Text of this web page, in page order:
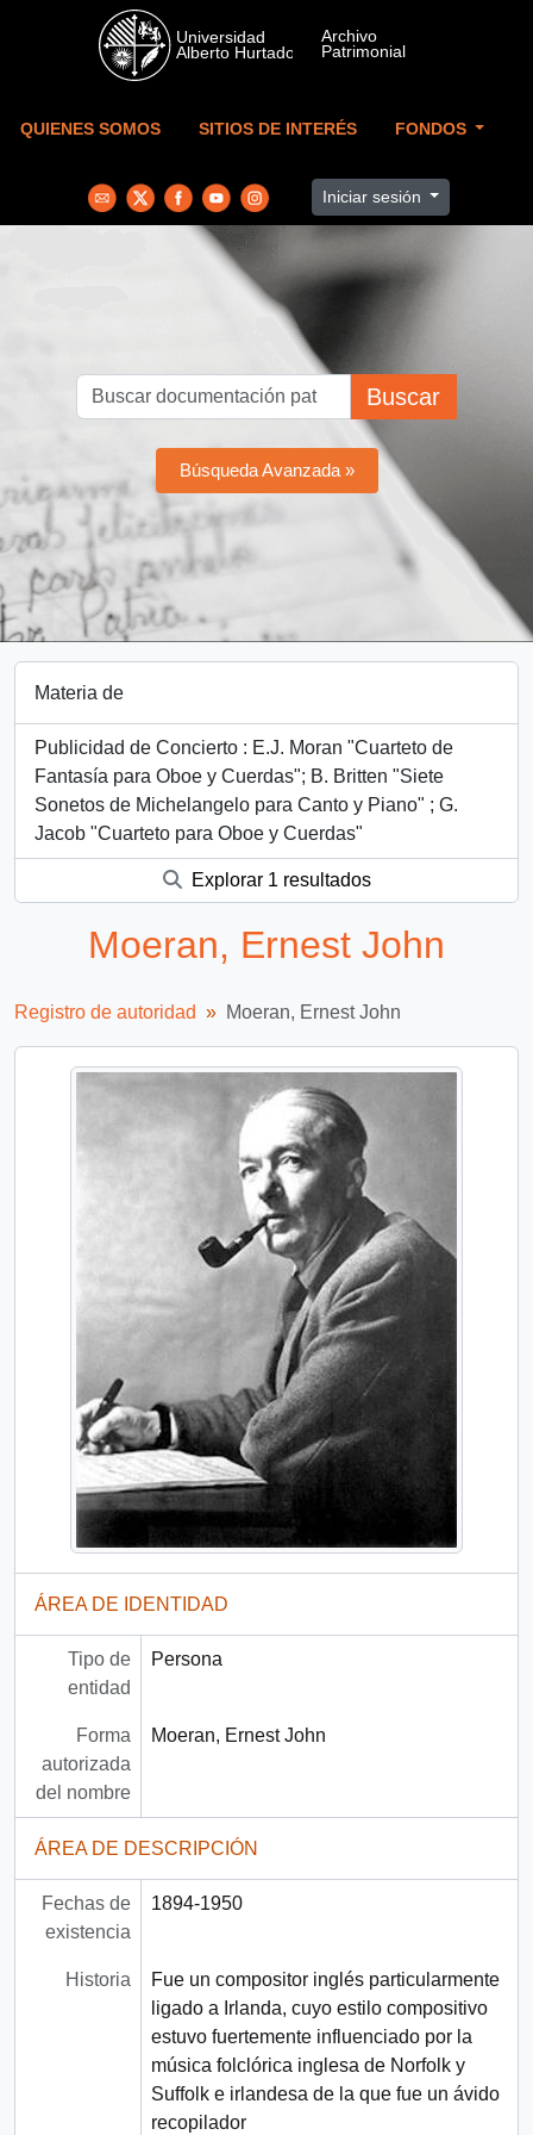
Skip to main content
QUIENES SOMOS SITIOS DE INTERÉS FONDOS
Iniciar sesión
Buscar
Búsqueda Avanzada »
Materia de
Publicidad de Concierto : E.J. Moran "Cuarteto de
Fantasía para Oboe y Cuerdas"; B. Britten "Siete
Sonetos de Michelangelo para Canto y Piano" ; G.
Jacob "Cuarteto para Oboe y Cuerdas"
Explorar 1 resultados
Moeran, Ernest John
Registro de autoridad Moeran, Ernest John
ÁREA DE IDENTIDAD
Tipo de
entidad
Persona
Forma
autorizada
del nombre
Moeran, Ernest John
ÁREA DE DESCRIPCIÓN
Fechas de
existencia
1894-1950
Historia
Fue un compositor inglés particularmente
ligado a Irlanda, cuyo estilo compositivo
estuvo fuertemente influenciado por la
música folclórica inglesa de Norfolk y
Suffolk e irlandesa de la que fue un ávido
recopilador